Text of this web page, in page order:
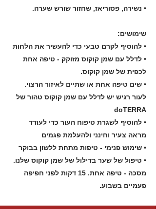
• נשירה, פסוריאז, שחזור שורש שערה.
שימושים:
• להוסיף לקרם טבעי כדי להעשיר את הלחות
• לדלל עם שמן קוקוס מזוקק - טיפה אחת
לכפית של שמן קוקוס.
• שים טיפה אחת או שתיים לאיזור הרצוי.
לעור רגיש יש לדלל עם שמן קוקוס טהור של
doTERRA
• להוסיף לשגרת טיפוח העור כדי לעודד
מראה צעיר וחינני ולהעלמת פגמים
• שימוש פנימי - טיפות מתחת ללשון בבוקר
• טיפול של שער בדילול של שמן קוקוס שלנו.
מסכה - טיפה אחת. 15 דקות לפני חפיפה
פעמיים בשבוע.